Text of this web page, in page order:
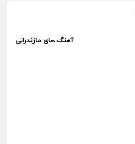
آهنگ های مازندرانی